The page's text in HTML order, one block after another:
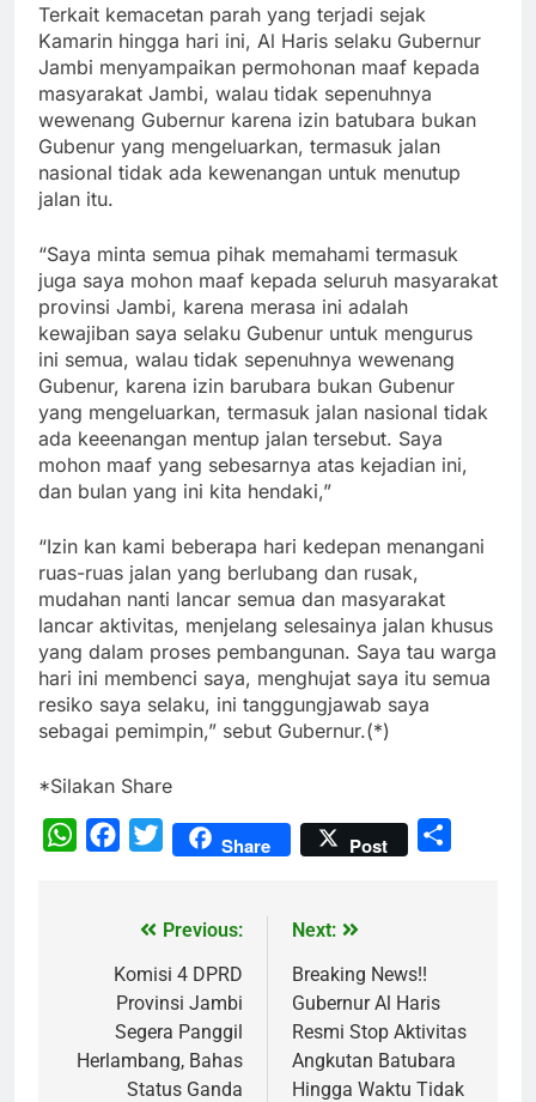
Terkait kemacetan parah yang terjadi sejak
Kamarin hingga hari ini, Al Haris selaku Gubernur
Jambi menyampaikan permohonan maaf kepada
masyarakat Jambi, walau tidak sepenuhnya
wewenang Gubernur karena izin batubara bukan
Gubenur yang mengeluarkan, termasuk jalan
nasional tidak ada kewenangan untuk menutup
jalan itu.
“Saya minta semua pihak memahami termasuk
juga saya mohon maaf kepada seluruh masyarakat
provinsi Jambi, karena merasa ini adalah
kewajiban saya selaku Gubenur untuk mengurus
ini semua, walau tidak sepenuhnya wewenang
Gubenur, karena izin barubara bukan Gubenur
yang mengeluarkan, termasuk jalan nasional tidak
ada keeenangan mentup jalan tersebut. Saya
mohon maaf yang sebesarnya atas kejadian ini,
dan bulan yang ini kita hendaki,”
“Izin kan kami beberapa hari kedepan menangani
ruas-ruas jalan yang berlubang dan rusak,
mudahan nanti lancar semua dan masyarakat
lancar aktivitas, menjelang selesainya jalan khusus
yang dalam proses pembangunan. Saya tau warga
hari ini membenci saya, menghujat saya itu semua
resiko saya selaku, ini tanggungjawab saya
sebagai pemimpin,” sebut Gubernur.(*)
*Silakan Share
WhatsAppFacebook
TwitterShare Post
Previous:
Komisi 4 DPRD
Provinsi Jambi
Segera Panggil
Herlambang, Bahas
Status Ganda
Next:
Breaking News!!
Gubernur Al Haris
Resmi Stop Aktivitas
Angkutan Batubara
Hingga Waktu Tidak